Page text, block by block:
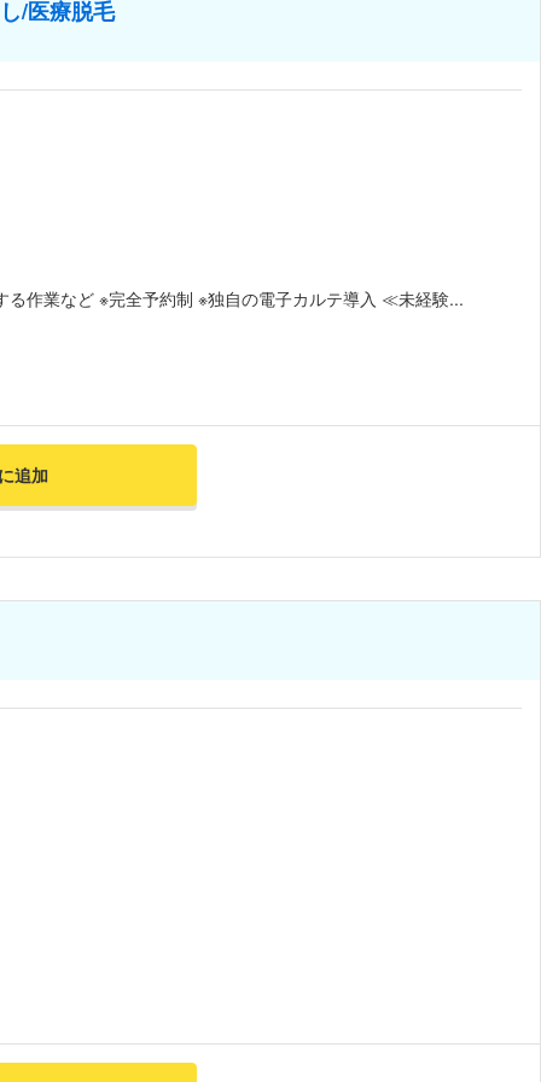
/医療脱毛
る作業など ※完全予約制 ※独自の電子カルテ導入 ≪未経験...
追加